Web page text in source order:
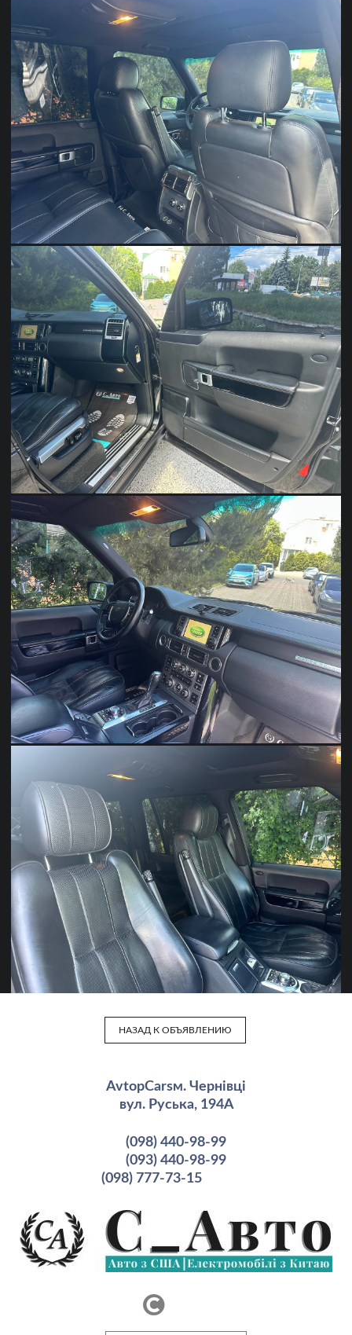
НАЗАД К ОБЪЯВЛЕНИЮ
AvtopCarsм. Чернівці
вул. Руська, 194А
(098) 440-98-99
(093) 440-98-99
(098) 777-73-15рмация